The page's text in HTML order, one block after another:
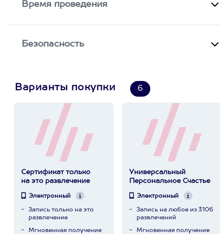
Время проведения
Безопасность
Варианты покупки 6
Сертификат только
на это развлечение
Электронный
Запись только на это
развлечение
Мгновенная получение
Универсальный
Персональное Счастье
Электронный
Запись на любое из 3106
развлечений
Мгновенная получение